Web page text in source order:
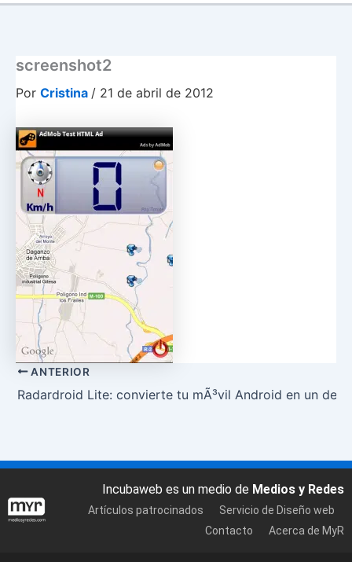
screenshot2
Por Cristina / 21 de abril de 2012
ANTERIOR
Radardroid Lite: convierte tu mÃ³vil Android en un
Incubaweb es un medio de Medios y Redes
Artículos patrocinados
Servicio de Diseño web
Contacto
Acerca de MyR